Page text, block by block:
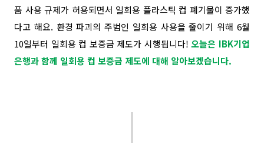
품 사용 규제가 허용되면서 일회용 플라스틱 컵 폐기물이 증가했
다고 해요. 환경 파괴의 주범인 일회용 사용을 줄이기 위해 6월
10일부터 일회용 컵 보증금 제도가 시행됩니다! 오늘은 IBK기업
은행과 함께 일회용 컵 보증금 제도에 대해 알아보겠습니다.